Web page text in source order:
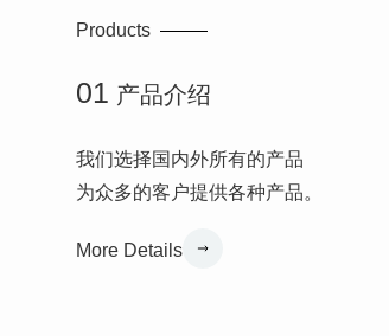
Products
01 产品介绍
我们选择国内外所有的产品
为众多的客户提供各种产品。
More Details